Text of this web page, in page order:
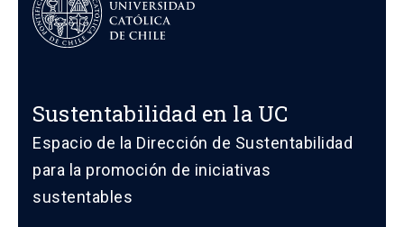
Sustentabilidad en la UC
Espacio de la Dirección de Sustentabilidad
para la promoción de iniciativas
sustentables